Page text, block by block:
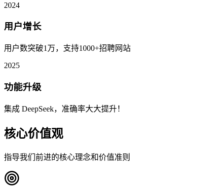
2024
用户增长
用户数突破1万，支持1000+招聘网站
2025
功能升级
集成 DeepSeek，准确率大大提升！
核心价值观
指导我们前进的核心理念和价值准则